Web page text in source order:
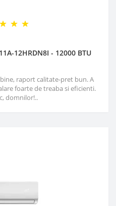
12HRDN8I - 12000 BTU
raport calitate-pret bun. A
foarte de treaba si eficienti.
domnilor!..